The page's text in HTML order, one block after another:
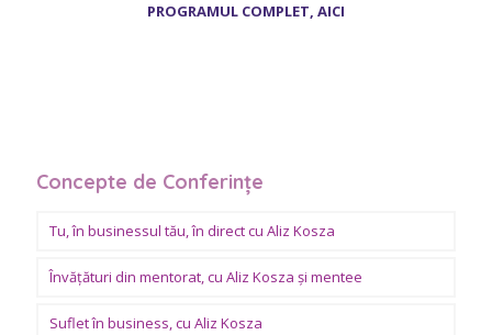
PROGRAMUL COMPLET, AICI
Concepte de Conferințe
Tu, în businessul tău, în direct cu Aliz Kosza
Învăţături din mentorat, cu Aliz Kosza şi mentee
Suflet în business, cu Aliz Kosza